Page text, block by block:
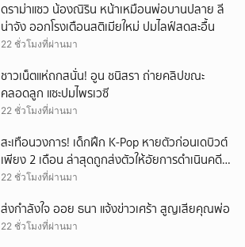
ดราม่าแซว น้องณิริน หน้าเหมือนพ่อบานปลาย ลี
น่าจัง ออกโรงเตือนสติเมียใหม่ ปมไลฟ์สดสะอื้น
22 ชั่วโมงที่ผ่านมา
ชาวเน็ตแห่ถกสนั่น! อูน ชนิสรา ถ่ายคลิปขณะ
คลอดลูก แซะปมไพรเวซี
22 ชั่วโมงที่ผ่านมา
สะเทือนวงการ! เด็กฝึก K-Pop หายตัวก่อนเดบิวต์
เพียง 2 เดือน ล่าสุดถูกส่งตัวให้อัยการดำเนินคดี
ข้อหาฉ้อโกง
22 ชั่วโมงที่ผ่านมา
ส่งกำลังใจ ออย ธนา แจ้งข่าวเศร้า สูญเสียคุณพ่อ
22 ชั่วโมงที่ผ่านมา